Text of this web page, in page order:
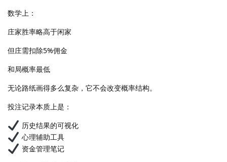
数学上：
庄家胜率略高于闲家
但庄需扣除5%佣金
和局概率最低
无论路纸画得多么复杂，它不会改变概率结构。
投注记录本质上是：
历史结果的可视化
心理辅助工具
资金管理笔记